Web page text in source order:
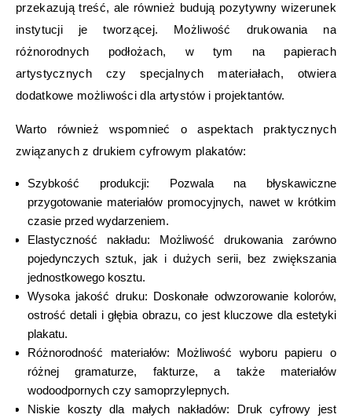
przekazują treść, ale również budują pozytywny wizerunek
instytucji je tworzącej. Możliwość drukowania na
różnorodnych podłożach, w tym na papierach
artystycznych czy specjalnych materiałach, otwiera
dodatkowe możliwości dla artystów i projektantów.
Warto również wspomnieć o aspektach praktycznych
związanych z drukiem cyfrowym plakatów:
Szybkość produkcji: Pozwala na błyskawiczne
przygotowanie materiałów promocyjnych, nawet w krótkim
czasie przed wydarzeniem.
Elastyczność nakładu: Możliwość drukowania zarówno
pojedynczych sztuk, jak i dużych serii, bez zwiększania
jednostkowego kosztu.
Wysoka jakość druku: Doskonałe odwzorowanie kolorów,
ostrość detali i głębia obrazu, co jest kluczowe dla estetyki
plakatu.
Różnorodność materiałów: Możliwość wyboru papieru o
różnej gramaturze, fakturze, a także materiałów
wodoodpornych czy samoprzylepnych.
Niskie koszty dla małych nakładów: Druk cyfrowy jest